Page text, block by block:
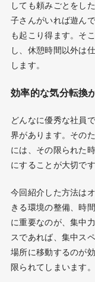
しても頼みごとをし
子さんがいれば遊ん
も起こり得ます。そ
し、休憩時間以外は
します。
効率的な気分転換
どんなに優秀な社員
界があります。その
には、その限られた
にすることが大切です
今回紹介した方法は
きる環境の整備、時
に重要なのが、集中
スであれば、集中ス
場所に移動するのが
限られてしまいます。